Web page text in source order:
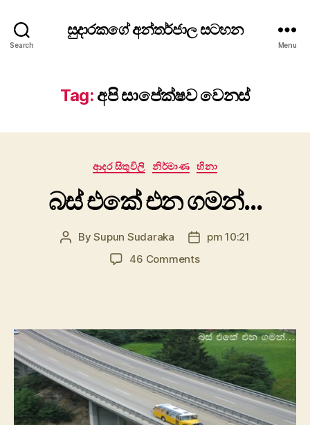
Search
සුදාරකගේ අන්තර්ජාල සටහන
Menu
Tag: අපි සාපේක්ෂව වෙනස්
Categories
ආදර සිතුවිලි නිර්මාණ හිනා
බස් එකේ එන ගමන්…
PostBySupun Sudaraka
Postpm 10:21
46 Commentson